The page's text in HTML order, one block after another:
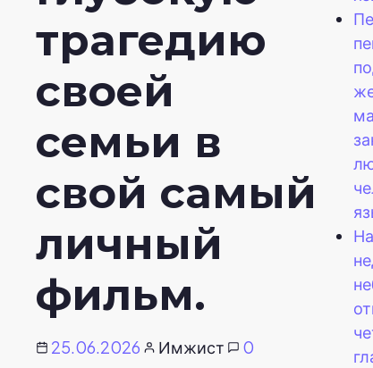
трагедию
своей
семьи в
свой самый
личный
фильм.
25.06.2026 Имжист
0